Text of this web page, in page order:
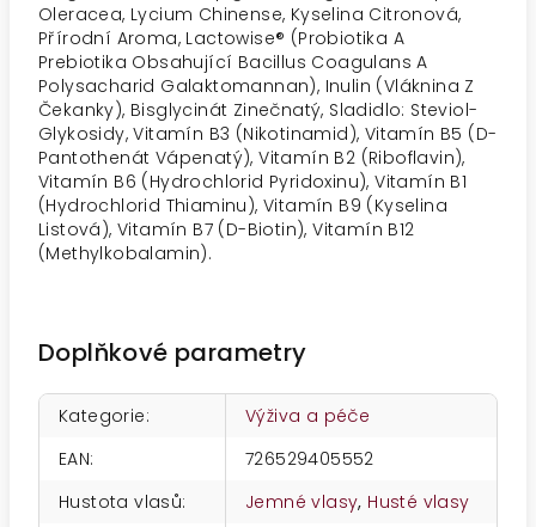
Oleracea, Lycium Chinense, Kyselina Citronová,
Přírodní Aroma, Lactowise® (Probiotika A
Prebiotika Obsahující Bacillus Coagulans A
Polysacharid Galaktomannan), Inulin (Vláknina Z
Čekanky), Bisglycinát Zinečnatý, Sladidlo: Steviol-
Glykosidy, Vitamín B3 (Nikotinamid), Vitamín B5 (D-
Pantothenát Vápenatý), Vitamín B2 (Riboflavin),
Vitamín B6 (Hydrochlorid Pyridoxinu), Vitamín B1
(Hydrochlorid Thiaminu), Vitamín B9 (Kyselina
Listová), Vitamín B7 (D-Biotin), Vitamín B12
(Methylkobalamin).
Doplňkové parametry
Kategorie:
Výživa a péče
EAN:
726529405552
Hustota vlasů: Jemné vlasy, Husté vlasy